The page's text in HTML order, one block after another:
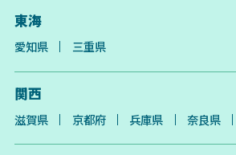
東海
愛知県 三重県
関西
滋賀県 京都府 兵庫県 奈良県